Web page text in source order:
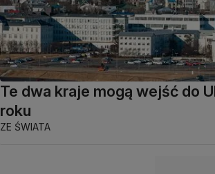
Te dwa kraje mogą wejść do
roku
ZE ŚWIATA